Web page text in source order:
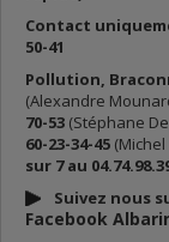
Contact
50-41
Pollution,
(Alexandre
70-53 (Stéphane
60-23-34-45
sur 7 au
Suivez nous
Facebook